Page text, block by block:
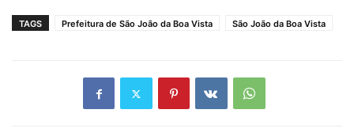
TAGS Prefeitura de São João da Boa Vista São João da Boa Vista